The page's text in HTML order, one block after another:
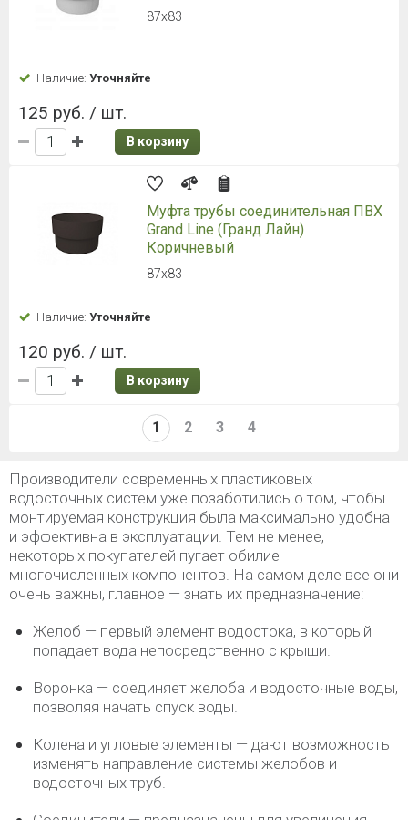
87х83
Наличие: Уточняйте
125 руб. / шт.
В корзину
Муфта трубы соединительная ПВХ
Grand Line (Гранд Лайн)
Коричневый
87х83
Наличие: Уточняйте
120 руб. / шт.
В корзину
1 2 3 4
Производители современных пластиковых
водосточных систем уже позаботились о том, чтобы
монтируемая конструкция была максимально удобна
и эффективна в эксплуатации. Тем не менее,
некоторых покупателей пугает обилие
многочисленных компонентов. На самом деле все они
очень важны, главное — знать их предназначение:
Желоб — первый элемент водостока, в который
попадает вода непосредственно с крыши.
Воронка — соединяет желоба и водосточные воды,
позволяя начать спуск воды.
Колена и угловые элементы — дают возможность
изменять направление системы желобов и
водосточных труб.